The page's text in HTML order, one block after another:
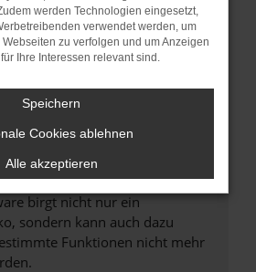
die Seite in einem
oder in einem privaten
helfen, vorübergehende
dein Browser und dein
auf dem neuesten Stand
birgt nicht nur ein
sondern kann auch dazu
Funktionen nicht mehr
werden Technologien eingesetzt,
verwendet werden, um
zu verfolgen und um Anzeigen
Ihre Interessen relevant sind.
Speichern
Cookies ablehnen
Alle akzeptieren